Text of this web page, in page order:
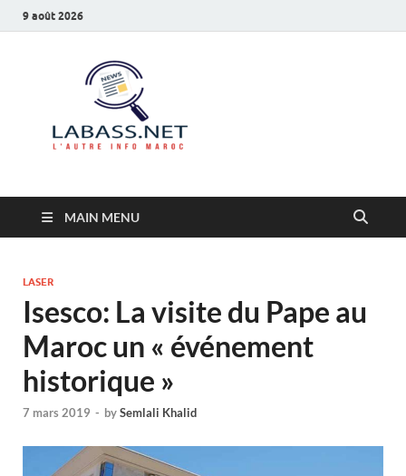
9 août 2026
MAIN MENU
LASER
Isesco: La visite du Pape au
Maroc un « événement
historique »
7 mars 2019 - bySemlali Khalid